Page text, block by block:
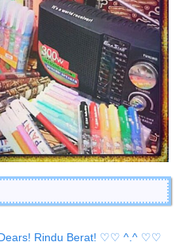
Rindu Berat! ♡♡ ^.^ ♡♡